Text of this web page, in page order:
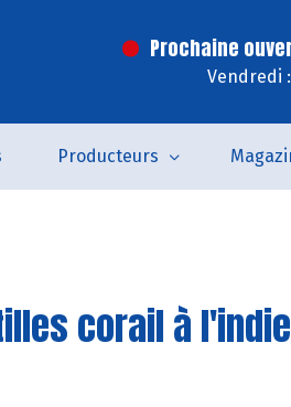
Prochaine
Vendredi
Producteurs
corail à